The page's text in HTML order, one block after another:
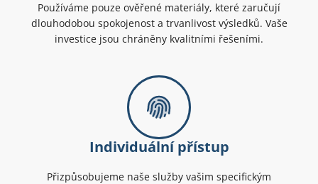
Používáme pouze ověřené materiály, které zaručují
dlouhodobou spokojenost a trvanlivost výsledků. Vaše
investice jsou chráněny kvalitními řešeními.
Individuální přístup
Přizpůsobujeme naše služby vašim specifickým